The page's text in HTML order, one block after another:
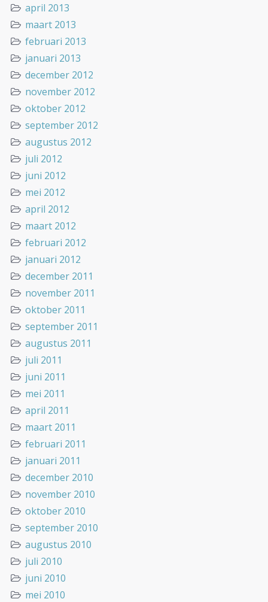
april 2013
maart 2013
februari 2013
januari 2013
december 2012
november 2012
oktober 2012
september 2012
augustus 2012
juli 2012
juni 2012
mei 2012
april 2012
maart 2012
februari 2012
januari 2012
december 2011
november 2011
oktober 2011
september 2011
augustus 2011
juli 2011
juni 2011
mei 2011
april 2011
maart 2011
februari 2011
januari 2011
december 2010
november 2010
oktober 2010
september 2010
augustus 2010
juli 2010
juni 2010
mei 2010